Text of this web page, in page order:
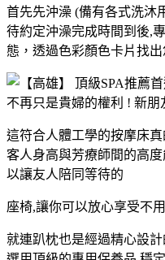
首先先沖澡 (備有各式洗沐
待約定沖澡完成時間到後,
態 ，透過色彩顏色卡片找
這符合人體工學的按摩床
客人身高與芳療師間的高
以讓友人陪同等待的
座椅,讓你可以放心享受不
就連趴枕也是經過精心設